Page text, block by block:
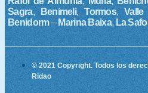
Sagra, Benimeli,Tormos,
Benidorm– Marina Baixa, La
© 2021 Copyright. Todos los
Ridao